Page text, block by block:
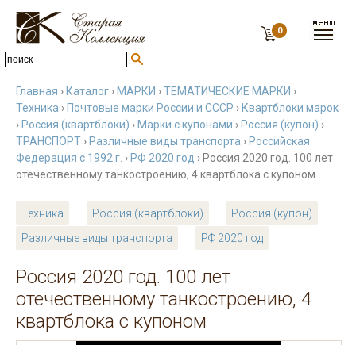
0
Главная › Каталог › МАРКИ ›ТЕМАТИЧЕСКИЕ МАРКИ ›
Техника › Почтовые марки России и СССР › Квартблоки марок
› Россия (квартблоки) › Марки с купонами › Россия (купон) ›
ТРАНСПОРТ › Различные виды транспорта › Российская
Федерация с 1992 г. › РФ 2020 год › Россия 2020 год. 100 лет
отечественному танкостроению, 4 квартблока с купоном
Техника Россия (квартблоки)
Россия (купон)
Различные виды транспорта
РФ 2020 год
Россия 2020 год. 100 лет
отечественному танкостроению, 4
квартблока с купоном